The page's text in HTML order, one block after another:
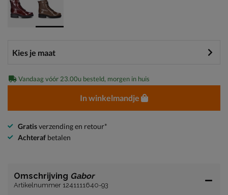
Vandaag vóór 23.00u besteld, morgen in huis
In winkelmandje
Gratisverzending en retour*
Achteraf betalen
Omschrijving Gabor
Artikelnummer 1241111640-93